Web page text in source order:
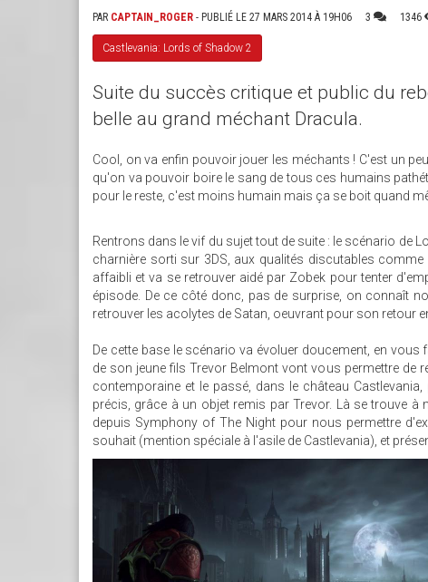
PAR CAPTAIN_ROGER - PUBLIÉ LE 27 MARS 2014 À 19H06 3 1346
Castlevania: Lords of Shadow 2
Suite du succès critique et public du
belle au grand méchant Dracula.
Cool, on va enfin pouvoir jouer les méchants ! C'est un
qu'on va pouvoir boire le sang de tous ces humains
pour le reste, c'est moins humain mais ça se boit quand
Rentrons dans le vif du sujet tout de suite : le scénario de
charnière sorti sur 3DS, aux qualités discutables
affaibli et va se retrouver aidé par Zobek pour tenter
épisode. De ce côté donc, pas de surprise, on connaît
retrouver les acolytes de Satan, oeuvrant pour son retour
De cette base le scénario va évoluer doucement, en
de son jeune fils Trevor Belmont vont vous permettre de
contemporaine et le passé, dans le château
précis, grâce à un objet remis par Trevor. Là se trouve
depuis Symphony of The Night pour nous permettre
souhait (mention spéciale à l'asile de Castlevania), et